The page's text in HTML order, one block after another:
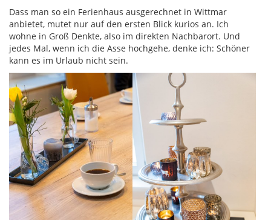
Dass man so ein Ferienhaus ausgerechnet in Wittmar
anbietet, mutet nur auf den ersten Blick kurios an. Ich
wohne in Groß Denkte, also im direkten Nachbarort. Und
jedes Mal, wenn ich die Asse hochgehe, denke ich: Schöner
kann es im Urlaub nicht sein.